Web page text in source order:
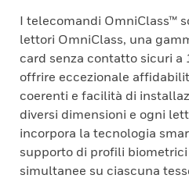
I telecomandi OmniClass™
lettori OmniClass, una
card senza contatto sicuri a
offrire eccezionale
coerenti e facilità di
diversi dimensioni e ogni
incorpora la tecnologia
supporto di profili
simultanee su ciascuna